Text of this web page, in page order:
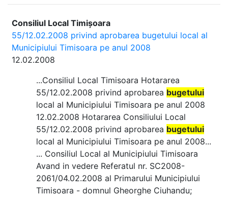
Consiliul Local Timișoara
55/12.02.2008 privind aprobarea bugetului local al
Municipiului Timisoara pe anul 2008
12.02.2008
...Consiliul Local Timisoara Hotararea
55/12.02.2008 privind aprobarea bugetului
local al Municipiului Timisoara pe anul 2008
12.02.2008 Hotararea Consiliului Local
55/12.02.2008 privind aprobarea bugetului
local al Municipiului Timisoara pe anul 2008...
... Consiliul Local al Municipiului Timisoara
Avand in vedere Referatul nr. SC2008-
2061/04.02.2008 al Primarului Municipiului
Timisoara - domnul Gheorghe Ciuhandu;